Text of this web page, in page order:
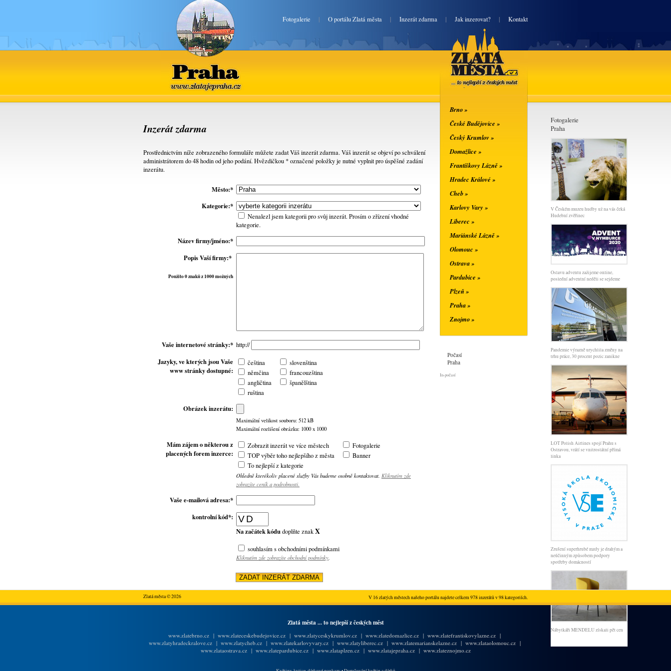
Fotogalerie | O portálu Zlatá města | Inzerát zdarma | Jak inzerovat? | Kontakt
Praha
www.zlatajepraha.cz
Inzerát zdarma
Prostřednictvím níže zobrazeného formuláře můžete zadat Váš inzerát zdarma. Váš inzerát se objeví po schválení
administrátorem do 48 hodin od jeho podání. Hvězdičkou * označené položky je nutné vyplnit pro úspěšné zadání
inzerátu.
Město:*
Kategorie:*
Nenalezl jsem kategorii pro svůj inzerát. Prosím o zřízení vhodné
kategorie.
Název firmy/jméno:*
Popis Vaší firmy:*
Použito 0 znaků z 1000 možných
Vaše internetové stránky:* http://
Jazyky, ve kterých jsou Vaše
www stránky dostupné:
čeština
němčina
angličtina
ruština
slovenština
francouzština
španělština
Obrázek inzerátu:
Maximální velikost souboru: 512 kB
Maximální rozlišení obrázku: 1000 x 1000
Mám zájem o některou z
placených forem inzerce:
Zobrazit inzerát ve více městech
TOP výběr toho nejlepšího z města
To nejlepší z kategorie
Fotogalerie
Banner
Ohledně kterékoliv placené služby Vás budeme osobně kontaktovat. Kliknutím zde
zobrazíte ceník a podrobnosti.
Vaše e-mailová adresa:*
kontrolní kód*:
Na začátek kódudoplňte znakX
souhlasím s obchodními podmínkami
Kliknutím zde zobrazíte obchodní podmínky.
Fotogalerie
Praha
V Českém muzeu hudby už na vás čeká
Hudební zvěřinec
Oslavu adventu zažijeme online,
poslední adventní neděli se sejdeme
Pandemie výrazně urychlila změny na
trhu práce, 30 procent pozic zanikne
LOT Polish Airlines spojí Prahu s
Ostravou, vrátí se vnitrostátní přímá
linka
Zrušení superhrubé mzdy je drahým a
neúčinným způsobem podpory
spotřeby domácností
Nábytkáři MENDELU získali pět cen
Zlatá města
... to nejlepší z
českých měst
Brno »
České Budějovice »
Český Krumlov »
Domažlice »
Františkovy Lázně »
Hradec Králové »
Cheb »
Karlovy Vary »
Liberec »
Mariánské Lázně »
Olomouc »
Ostrava »
Pardubice »
Plzeň »
Praha »
Znojmo »
Počasí
Praha
In-počasí
Zlatá města © 2026 V 16 zlatých městech našeho portálu najdete celkem 978 inzerátů v 98 kategoriích.
Zlatá města ... to nejlepší z českých měst
www.zlatebrno.cz | www.zlateceskebudejovice.cz | www.zlatyceskykrumlov.cz | www.zlatedomazlice.cz | www.zlatefrantiskovylazne.cz |
www.zlatyhradeckralove.cz| www.zlatycheb.cz| www.zlatekarlovyvary.cz| www.zlatyliberec.cz| www.zlatemarianskelazne.cz| www.zlataolomouc.cz|
www.zlataostrava.cz| www.zlatepardubice.cz| www.zlataplzen.cz| www.zlatajepraha.cz| www.zlateznojmo.cz